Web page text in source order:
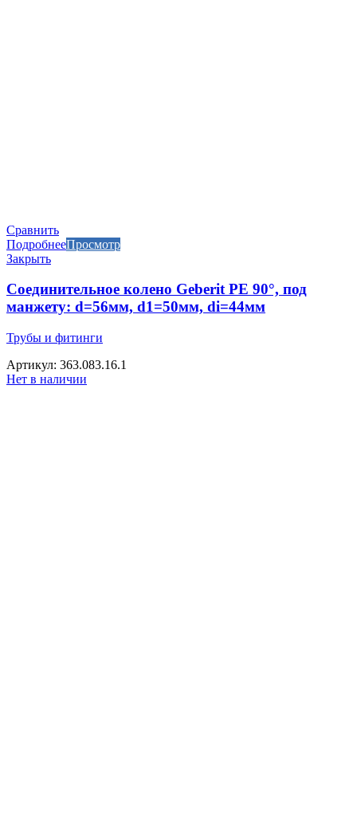
Сравнить
ПодробнееПросмотр
Закрыть
Соединительное колено Geberit PE 90°, под
манжету: d=56мм, d1=50мм, di=44мм
Трубы и фитинги
Артикул: 363.083.16.1
Нет в наличии